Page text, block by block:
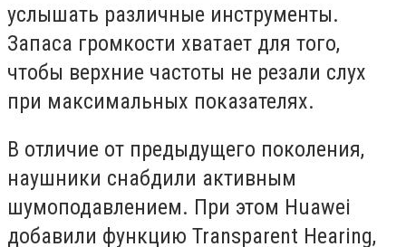
услышать различные инструменты.
Запаса громкости хватает для того,
чтобы верхние частоты не резали слух
при максимальных показателях.
В отличие от предыдущего поколения,
наушники снабдили активным
шумоподавлением. При этом Huawei
добавили функцию Transparent Hearing,